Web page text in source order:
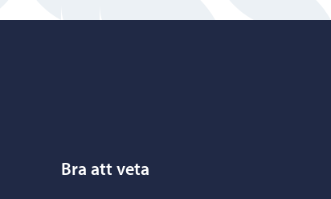
Bra att veta